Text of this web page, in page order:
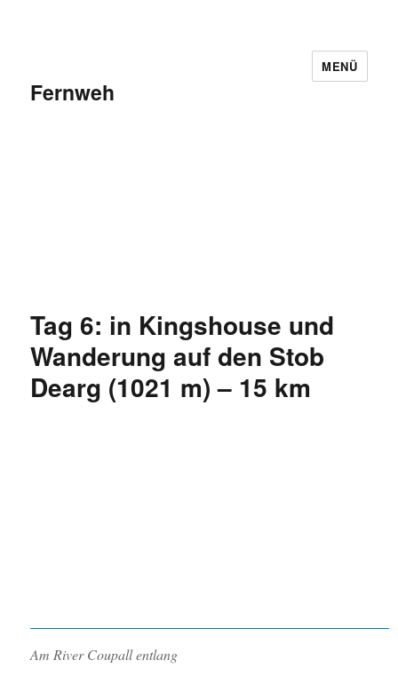
Fernweh
MENÜ
Tag 6: in Kingshouse und
Wanderung auf den Stob
Dearg (1021 m) – 15 km
Am River Coupall entlang